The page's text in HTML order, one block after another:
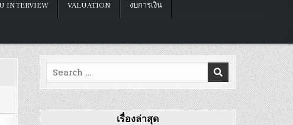
INTERVIEW VALUATION งบการเงิน
Search
for:
เรื่องล่าสุด